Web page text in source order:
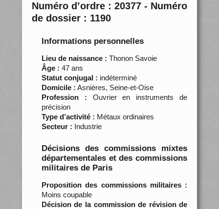
Numéro d’ordre : 20377 - Numéro
de dossier : 1190
Informations personnelles
Lieu de naissance : Thonon Savoie
Âge : 47 ans
Statut conjugal : indéterminé
Domicile : Asnières, Seine-et-Oise
Profession : Ouvrier en instruments de
précision
Type d’activité : Métaux ordinaires
Secteur : Industrie
Décisions des commissions mixtes
départementales et des commissions
militaires de Paris
Proposition des commissions militaires :
Moins coupable
Décision de la commission de révision de